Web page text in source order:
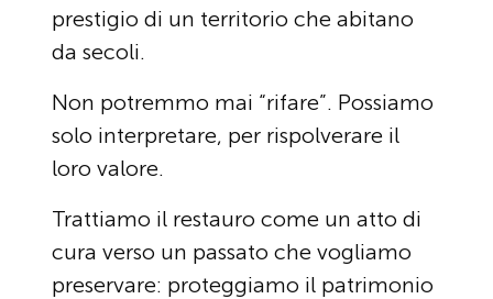
prestigio di un territorio che abitano
da secoli.
Non potremmo mai “rifare”. Possiamo
solo interpretare, per rispolverare il
loro valore.
Trattiamo il restauro come un atto di
cura verso un passato che vogliamo
preservare: proteggiamo il patrimonio